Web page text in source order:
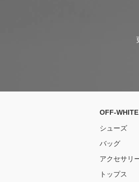
OFF-
シューズ
バッグ
アクセサリ
トップス